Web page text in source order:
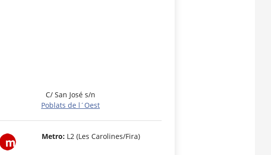
C/ San José s/n
Poblats de l´Oest
Metro: L2 (Les Carolines/Fira)